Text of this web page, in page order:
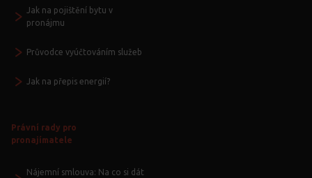
Jak na pojištění bytu v
pronájmu
Průvodce vyúčtováním služeb
Jak na přepis energií?
Právní rady pro
pronajímatele
Nájemní smlouva: Na co si dát